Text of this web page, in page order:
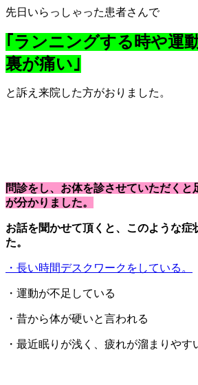
先日いらっしゃった患者さんで
｢ランニングする時や運
裏が痛い｣
と訴え来院した方がおりました。
問診をし、お体を診させていただくと
が分かりました。
お話を聞かせて頂くと、このような症
た。
・長い時間デスクワークをしている。
・運動が不足している
・昔から体が硬いと言われる
・最近眠りが浅く、疲れが溜まりやす